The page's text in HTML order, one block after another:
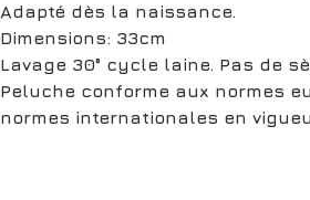
Adapté dès la naissance.
Dimensions: 33cm
Lavage 30° cycle laine. Pas de
Peluche conforme aux normes
normes internationales en